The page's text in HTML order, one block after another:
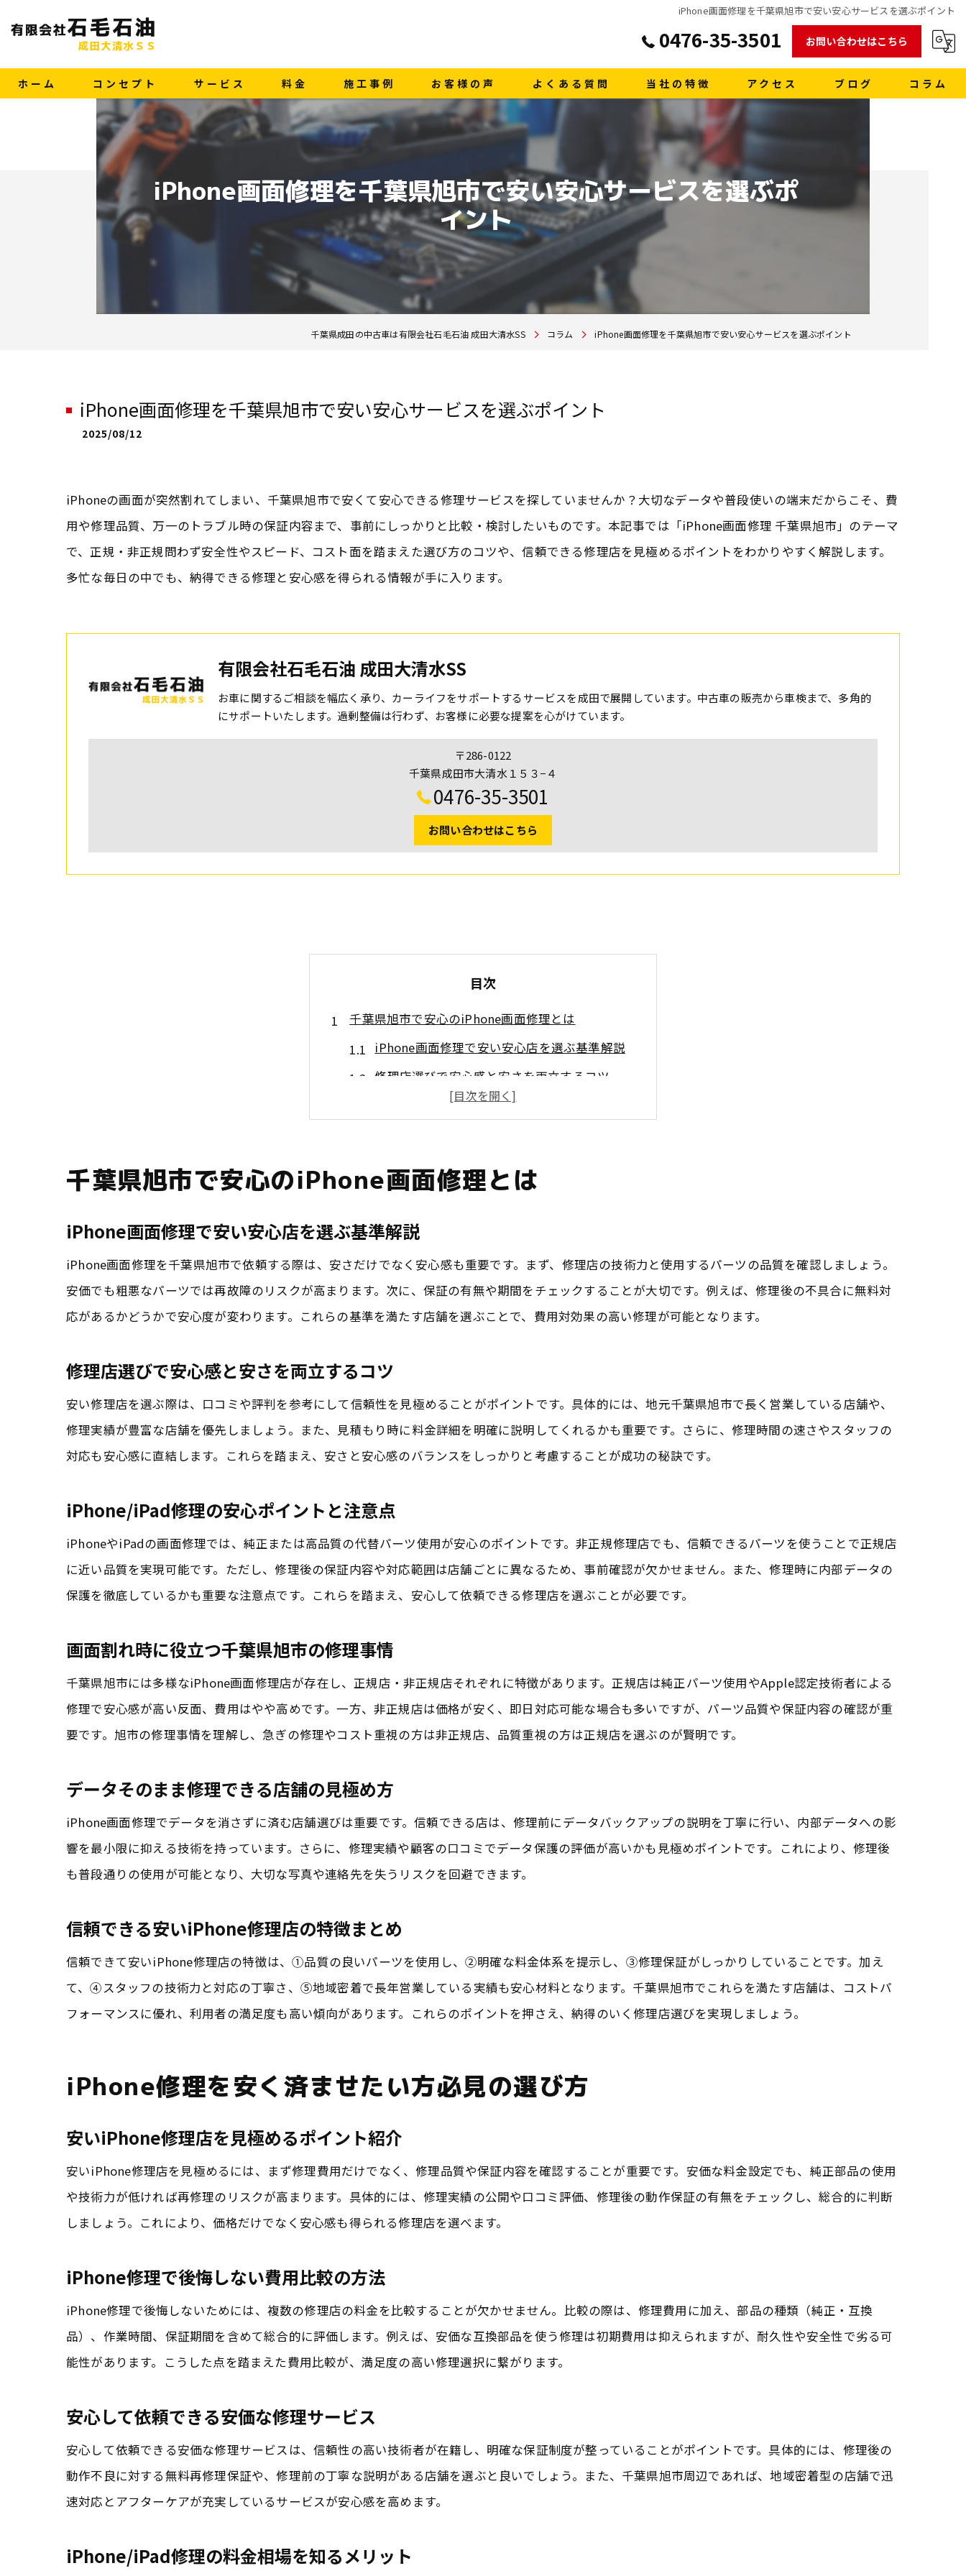
iPhone画面修理を千葉県旭市で安い安心サービスを選ぶポイント
0476-35-3501 お問い合わせはこちら
ホーム コンセプト サービス 料金 施工事例 お客様の声 よくある質問 当社の特徴
販売
車検
格安レンタカー
アクセス ブログ コラム
iPhone画面修理を千葉県旭市で安い安心サービスを選ぶポ
イント
千葉県成田の中古車は有限会社石毛石油 成田大清水SS コラム iPhone画面修理を千葉県旭市で安い安心サービスを選ぶポイント
iPhone画面修理を千葉県旭市で安い安心サービスを選ぶポイント
2025/08/12
iPhoneの画面が突然割れてしまい、千葉県旭市で安くて安心できる修理サービスを探していませんか？大切なデータや普段使いの端末だからこそ、費
用や修理品質、万一のトラブル時の保証内容まで、事前にしっかりと比較・検討したいものです。本記事では「iPhone画面修理 千葉県旭市」のテーマ
で、正規・非正規問わず安全性やスピード、コスト面を踏まえた選び方のコツや、信頼できる修理店を見極めるポイントをわかりやすく解説します。
多忙な毎日の中でも、納得できる修理と安心感を得られる情報が手に入ります。
有限会社石毛石油 成田大清水SS
お車に関するご相談を幅広く承り、カーライフをサポートするサービスを成田で展開しています。中古車の販売から車検まで、多角的
にサポートいたします。過剰整備は行わず、お客様に必要な提案を心がけています。
〒286-0122
千葉県成田市大清水１５３−４
0476-35-3501
お問い合わせはこちら
目次
千葉県旭市で安心のiPhone画面修理とは
iPhone画面修理で安い安心店を選ぶ基準解説
修理店選びで安心感と安さを両立するコツ
iPhone/iPad修理の安心ポイントと注意点
信頼できる安いiPhone修理店の特徴まとめ
iPhone修理を安く済ませたい方必見の選び方
旭市で安く安心な修理店の探し方を解説
画面割れ修理を旭市で安心して任せるコツ
iPhone画面割れ修理の安心対応店の選び方
パソコン修理も可能な店舗のサービス特徴
安いだけじゃない信頼感のある修理方法
iPhone/iPad修理で保証内容を確認する重要性
旭市で安心して任せられる修理店の探し方
iPhone/iPad修理両対応の店舗選びの基準
安いiPad修理サービスが選ばれる理由とは
安心のiPad修理店を見極めるポイント紹介
旭市でiPadも修理できる店舗の特徴解説
iPhoneとiPad修理の違いと安心ポイント
安心と安さを両立する修理方法のポイント
安いだけじゃない安心修理の選び方を伝授
iPhone修理でコスパ重視の方法を徹底解説
データ保護と安い修理を両立する工夫とは
iPhone/iPad修理の安さと品質を見極める方法
旭市でおすすめの安心安価な修理方法とは
データそのまま修理にこだわる理由を解説
iPhone修理でデータ保護を重視するポイント
iPad修理でもデータ消失を防ぐ修理方法
千葉県旭市でデータ残し修理できる店舗選び
iPhone/iPad修理でトラブルを避けるために
即日対応が可能な修理を選ぶメリットとは
安い修理でも即日対応が選ばれる理由を解説
iPad修理も即日対応可能な店舗の特徴紹介
旭市でスピード修理を希望する方へのポイント
iPhone/iPad修理の即日完了がもたらす利点
修理後も安心できる保証やアフターケアの重要性
iPhone修理後の保証内容を重視する理由解説
安い修理サービスでもアフターケアは重要
千葉県旭市で安心のiPhone画面修理とは
iPhone画面修理で安い安心店を選ぶ基準解説
iPhone画面修理を千葉県旭市で依頼する際は、安さだけでなく安心感も重要です。まず、修理店の技術力と使用するパーツの品質を確認しましょう。
安価でも粗悪なパーツでは再故障のリスクが高まります。次に、保証の有無や期間をチェックすることが大切です。例えば、修理後の不具合に無料対
応があるかどうかで安心度が変わります。これらの基準を満たす店舗を選ぶことで、費用対効果の高い修理が可能となります。
修理店選びで安心感と安さを両立するコツ
安い修理店を選ぶ際は、口コミや評判を参考にして信頼性を見極めることがポイントです。具体的には、地元千葉県旭市で長く営業している店舗や、
修理実績が豊富な店舗を優先しましょう。また、見積もり時に料金詳細を明確に説明してくれるかも重要です。さらに、修理時間の速さやスタッフの
対応も安心感に直結します。これらを踏まえ、安さと安心感のバランスをしっかりと考慮することが成功の秘訣です。
iPhone/iPad修理の安心ポイントと注意点
iPhoneやiPadの画面修理では、純正または高品質の代替パーツ使用が安心のポイントです。非正規修理店でも、信頼できるパーツを使うことで正規店
に近い品質を実現可能です。ただし、修理後の保証内容や対応範囲は店舗ごとに異なるため、事前確認が欠かせません。また、修理時に内部データの
保護を徹底しているかも重要な注意点です。これらを踏まえ、安心して依頼できる修理店を選ぶことが必要です。
画面割れ時に役立つ千葉県旭市の修理事情
千葉県旭市には多様なiPhone画面修理店が存在し、正規店・非正規店それぞれに特徴があります。正規店は純正パーツ使用やApple認定技術者による
修理で安心感が高い反面、費用はやや高めです。一方、非正規店は価格が安く、即日対応可能な場合も多いですが、パーツ品質や保証内容の確認が重
要です。旭市の修理事情を理解し、急ぎの修理やコスト重視の方は非正規店、品質重視の方は正規店を選ぶのが賢明です。
データそのまま修理できる店舗の見極め方
iPhone画面修理でデータを消さずに済む店舗選びは重要です。信頼できる店は、修理前にデータバックアップの説明を丁寧に行い、内部データへの影
響を最小限に抑える技術を持っています。さらに、修理実績や顧客の口コミでデータ保護の評価が高いかも見極めポイントです。これにより、修理後
も普段通りの使用が可能となり、大切な写真や連絡先を失うリスクを回避できます。
信頼できる安いiPhone修理店の特徴まとめ
信頼できて安いiPhone修理店の特徴は、①品質の良いパーツを使用し、②明確な料金体系を提示し、③修理保証がしっかりしていることです。加え
て、④スタッフの技術力と対応の丁寧さ、⑤地域密着で長年営業している実績も安心材料となります。千葉県旭市でこれらを満たす店舗は、コストパ
フォーマンスに優れ、利用者の満足度も高い傾向があります。これらのポイントを押さえ、納得のいく修理店選びを実現しましょう。
iPhone修理を安く済ませたい方必見の選び方
安いiPhone修理店を見極めるポイント紹介
安いiPhone修理店を見極めるには、まず修理費用だけでなく、修理品質や保証内容を確認することが重要です。安価な料金設定でも、純正部品の使用
や技術力が低ければ再修理のリスクが高まります。具体的には、修理実績の公開や口コミ評価、修理後の動作保証の有無をチェックし、総合的に判断
しましょう。これにより、価格だけでなく安心感も得られる修理店を選べます。
iPhone修理で後悔しない費用比較の方法
iPhone修理で後悔しないためには、複数の修理店の料金を比較することが欠かせません。比較の際は、修理費用に加え、部品の種類（純正・互換
品）、作業時間、保証期間を含めて総合的に評価します。例えば、安価な互換部品を使う修理は初期費用は抑えられますが、耐久性や安全性で劣る可
能性があります。こうした点を踏まえた費用比較が、満足度の高い修理選択に繋がります。
安心して依頼できる安価な修理サービス
安心して依頼できる安価な修理サービスは、信頼性の高い技術者が在籍し、明確な保証制度が整っていることがポイントです。具体的には、修理後の
動作不良に対する無料再修理保証や、修理前の丁寧な説明がある店舗を選ぶと良いでしょう。また、千葉県旭市周辺であれば、地域密着型の店舗で迅
速対応とアフターケアが充実しているサービスが安心感を高めます。
iPhone/iPad修理の料金相場を知るメリット